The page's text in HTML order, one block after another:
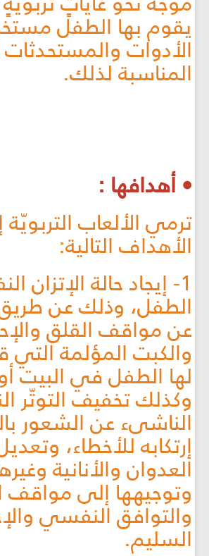
يقوم بها الطفل
الأدوات والمستحدثات
المناسبة لذلك.
• أهدافها :
ترمي الألعاب
الأهداف التالية:
1- إيجاد حالة
الطفل، وذلك عن
عن مواقف القلق
والكبت المؤلمة
لها الطفل في البيت
وكذلك تخفيف التوتّر
الناشىء عن الشعور
إرتكابه للأخطاء،
العدوان والأنانية
وتوجيهها إلى مواقف
والتوافق النفسي
السليم.